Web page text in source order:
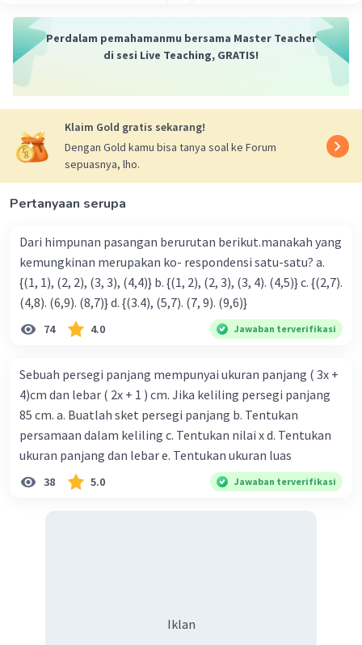
diatas adalah 𝞪 = 35° dan 𝞱 = 55°
Iklan
Perdalam pemahamanmu bersama Master Teacher
di sesi Live Teaching, GRATIS!
Klaim Gold gratis sekarang!
Dengan Gold kamu bisa tanya soal ke Forum
sepuasnya, lho.
Pertanyaan serupa
Dari himpunan pasangan berurutan berikut.manakah yang
kemungkinan merupakan ko- respondensi satu-satu? a.
{(1, 1), (2, 2), (3, 3), (4,4)} b. {(1, 2), (2, 3), (3, 4). (4,5)} c. {(2,7).
(4,8). (6,9). (8,7)} d. {(3.4), (5,7). (7, 9). (9,6)}
74 4.0 Jawaban terverifikasi
Sebuah persegi panjang mempunyai ukuran panjang ( 3x +
4)cm dan lebar ( 2x + 1 ) cm. Jika keliling persegi panjang
85 cm. a. Buatlah sket persegi panjang b. Tentukan
persamaan dalam keliling c. Tentukan nilai x d. Tentukan
ukuran panjang dan lebar e. Tentukan ukuran luas
38 5.0 Jawaban terverifikasi
Iklan